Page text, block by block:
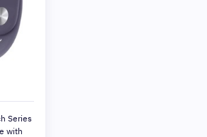
Series
with